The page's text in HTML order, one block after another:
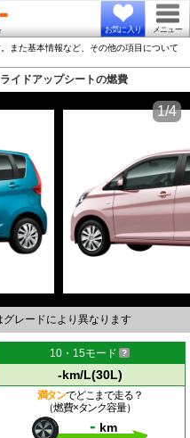
お気に入り メニュー
また基本情報など、その他の項目について
イドアップシートの燃費
レードにより異なります
1/4
10・15モード
-km/L(30L)
満タンでどこまで走る？
（燃費×タンク容量）
- km